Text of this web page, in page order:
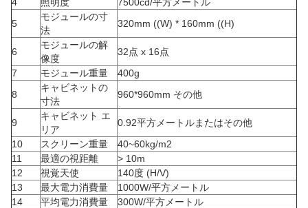
5
モジュールの寸
法
320mm ((W) * 160mm ((H)
6
モジュールの解
像度
32点 x 16点
7
モジュール重量
400g
8
キャビネットの
寸法
960*960mm その他
9
キャビネット エ
リア
0.92平方メートルまたはその他
10
スクリーン重量
40~60kg/m2
11
最適の視距離
> 10m
12
視覚天使
140度 (H/V)
13
最大電力消費量
1000W/平方メートル
14
平均電力消費量
300W/平方メートル